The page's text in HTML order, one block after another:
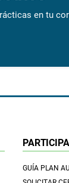
en tu
GUÍA PLAN